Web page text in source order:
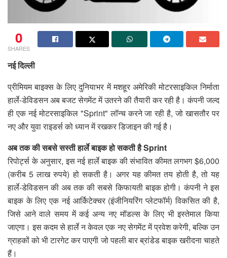
0
SHARES
नई दिल्ली
प्रीमियम बाइक्स के लिए दुनियाभर में मशहूर अमेरिकी मोटरसाइकिल निर्माता
हार्ले-डेविडसन अब बजट सेगमेंट में उतरने की तैयारी कर रही है। कंपनी जल्द
ही एक नई मोटरसाइकिल "Sprint" लॉन्च करने जा रही है, जो खासतौर पर
नए और युवा राइडर्स को ध्यान में रखकर डिजाइन की गई है।
अब तक की सबसे सस्ती हार्ले बाइक हो सकती है Sprint
रिपोर्ट्स के अनुसार, इस नई हार्ले बाइक की संभावित कीमत लगभग $6,000
(करीब 5 लाख रुपये) हो सकती है। अगर यह कीमत तय होती है, तो यह
हार्ले-डेविडसन की अब तक की सबसे किफायती बाइक होगी। कंपनी ने इस
बाइक के लिए एक नई आर्किटेक्चर (इंजीनियरिंग प्लेटफॉर्म) विकसित की है,
जिसे आने वाले समय में कई अन्य नए मॉडल्स के लिए भी इस्तेमाल किया
जाएगा। इस कदम से हार्ले न केवल एक नए सेगमेंट में प्रवेश करेगी, बल्कि उन
ग्राहकों को भी टारगेट कर पाएगी जो पहली बार ब्रांडेड बाइक खरीदना चाहते
हैं।